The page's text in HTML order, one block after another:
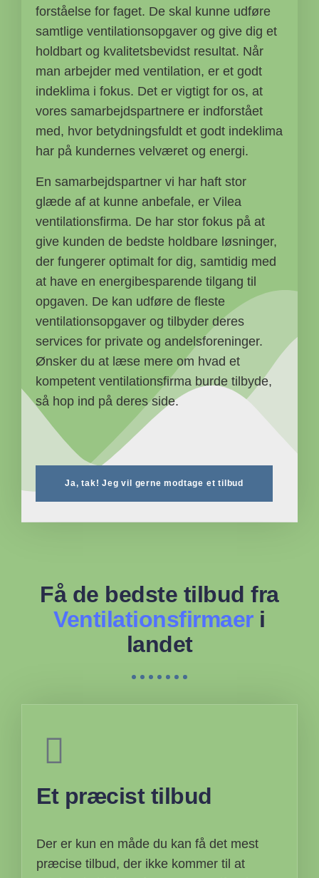
forståelse for faget. De skal kunne udføre
samtlige ventilationsopgaver og give dig et
holdbart og kvalitetsbevidst resultat. Når
man arbejder med ventilation, er et godt
indeklima i fokus. Det er vigtigt for os, at
vores samarbejdspartnere er indforstået
med, hvor betydningsfuldt et godt indeklima
har på kundernes velværet og energi.
En samarbejdspartner vi har haft stor
glæde af at kunne anbefale, er Vilea
ventilationsfirma. De har stor fokus på at
give kunden de bedste holdbare løsninger,
der fungerer optimalt for dig, samtidig med
at have en energibesparende tilgang til
opgaven. De kan udføre de fleste
ventilationsopgaver og tilbyder deres
services for private og andelsforeninger.
Ønsker du at læse mere om hvad et
kompetent ventilationsfirma burde tilbyde,
så hop ind på deres side.
Ja, tak! Jeg vil gerne modtage et tilbud
Få de bedste tilbud fra
Ventilationsfirmaeri
landet
Et præcist tilbud
Der er kun en måde du kan få det mest
præcise tilbud, der ikke kommer til at